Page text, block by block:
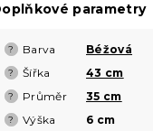
parametry
? Barva Béžová
? Šířka 43 cm
? Průměr 35 cm
? Výška
6 cm